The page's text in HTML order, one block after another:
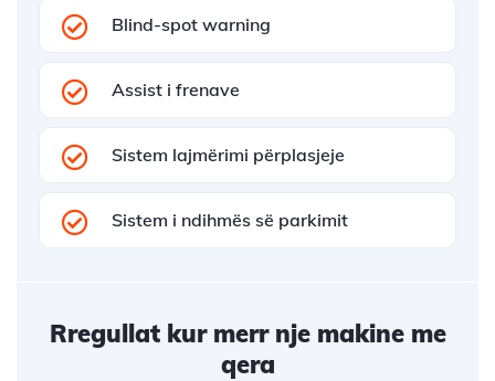
Blind-spot warning
Assist i frenave
Sistem lajmërimi përplasjeje
Sistem i ndihmës së parkimit
Rregullat kur merr nje makine me
qera